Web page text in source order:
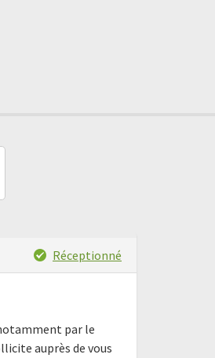
Réceptionné
par le
auprès de vous